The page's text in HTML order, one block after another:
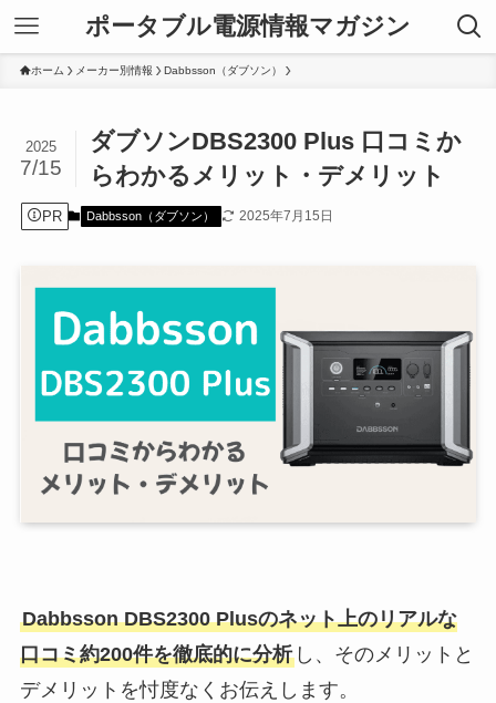
ポータブル電源情報マガジン
ホーム メーカー別情報 Dabbsson（ダブソン）
ダブソンDBS2300 Plus 口コミか
らわかるメリット・デメリット
2025
7/15
PR Dabbsson（ダブソン） 2025年7月15日
Dabbsson DBS2300 Plusのネット上のリアルな
口コミ約200件を徹底的に分析し、そのメリットと
デメリットを忖度なくお伝えします。